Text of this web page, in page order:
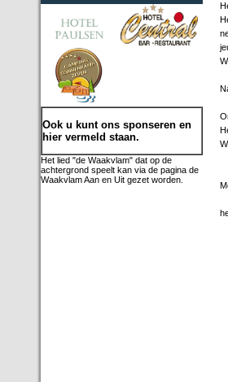
Ook u kunt ons sponseren en
hier vermeld staan.
Het lied "de Waakvlam" dat op de
achtergrond speelt kan via de pagina de
Waakvlam Aan en Uit gezet worden.